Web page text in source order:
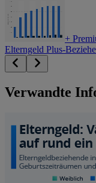
+
Elterngeld Plus-
Verwandte